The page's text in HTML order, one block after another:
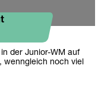
der Junior-WM auf
wenngleich noch viel